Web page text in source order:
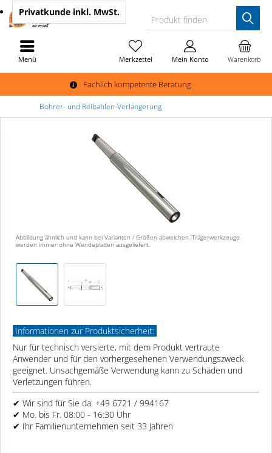
Fachlich kompetente Beratung
Produkt finden
Warenkorb
Merkzettel Mein Konto
Privatkunde inkl. MwSt.
Menü
Bohrer- und Reibahlen-Verlängerung
Abbildung ähnlich und kann bei Varianten / Größen abweichen. Trägerwerkzeuge
werden immer ohne Wendeplatten ausgeliefert.
Informationen zur Produktsicherheit:
Nur für technisch versierte, mit dem Produkt vertraute
Anwender und für den vorhergesehenen Verwendungszweck
geeignet. Unsachgemäße Verwendung kann zu Schäden und
Verletzungen führen.
✔ Wir sind für Sie da: +49 6721 / 994167
✔ Mo. bis Fr. 08:00 - 16:30 Uhr
✔ Ihr Familienunternehmen seit 33 Jahren